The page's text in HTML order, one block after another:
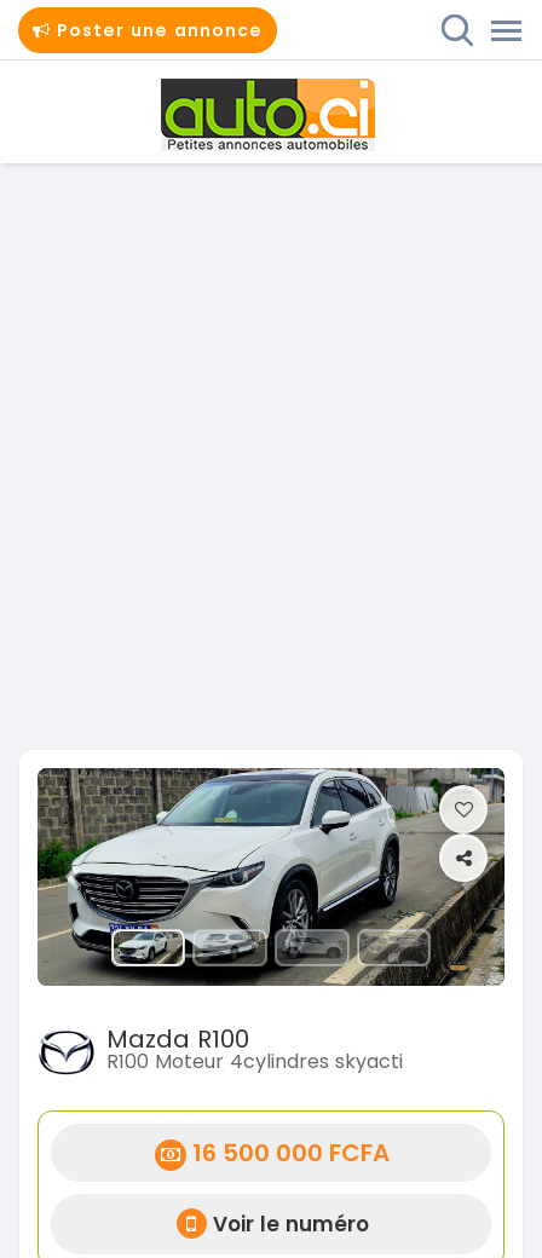
Poster une annonce
Previous Next
Mazda R100
R100 Moteur 4cylindres skyacti
16 500 000 FCFA
Voir le numéro